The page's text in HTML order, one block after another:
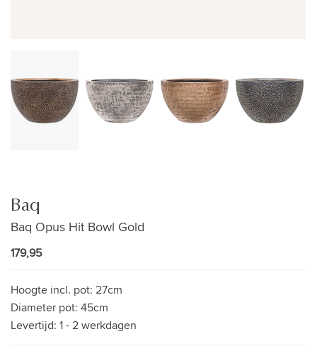
Baq
Baq Opus Hit Bowl Gold
179,95
Hoogte incl. pot: 27cm
Diameter pot: 45cm
Levertijd: 1 - 2 werkdagen